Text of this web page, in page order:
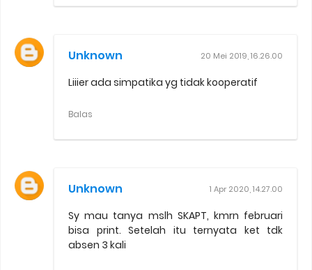
Unknown 20 Mei 2019, 16.26.00
Liiier ada simpatika yg tidak kooperatif
Balas
Unknown 1 Apr 2020, 14.27.00
Sy mau tanya mslh SKAPT, kmrn februari
bisa print. Setelah itu ternyata ket tdk
absen 3 kali